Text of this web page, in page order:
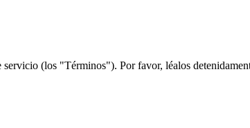
(los "Términos"). Por favor, léalos